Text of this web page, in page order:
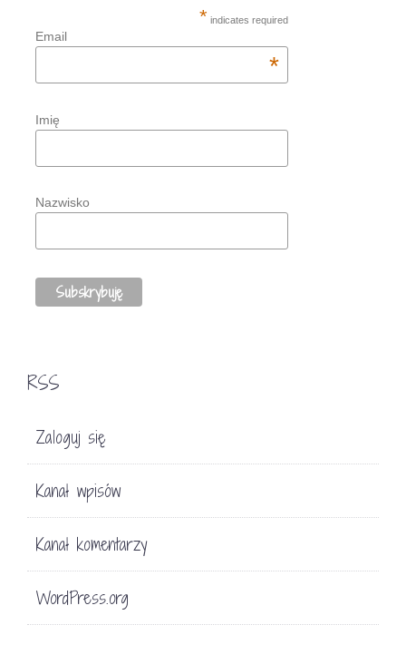
* indicates required
Email
*
Imię
Nazwisko
RSS
Zaloguj się
Kanał wpisów
Kanał komentarzy
WordPress.org